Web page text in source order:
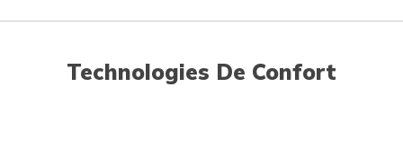
Technologies De Confort